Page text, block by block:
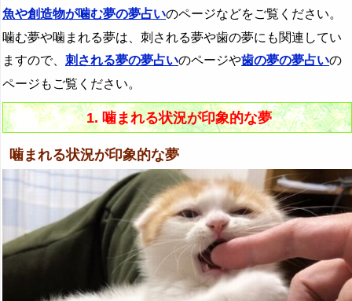
魚や創造物が噛む夢の夢占いのページなどをご覧ください。
噛む夢や噛まれる夢は、刺される夢や歯の夢にも関連してい
ますので、 刺される夢の夢占いのページや歯の夢の夢占いの
ページもご覧ください。
1. 噛まれる状況が印象的な夢
噛まれる状況が印象的な夢